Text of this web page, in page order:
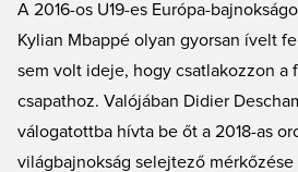
A 2016-os U19-es Európa-
Kylian Mbappé olyan gyorsan ívelt
sem volt ideje, hogy csatlakozzon a
csapathoz. Valójában Didier
válogatottba hívta be őt a 2018-as
világbajnokság selejtező